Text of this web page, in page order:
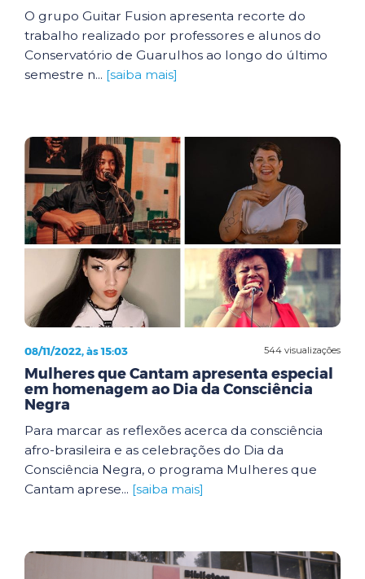
O grupo Guitar Fusion apresenta recorte do
trabalho realizado por professores e alunos do
Conservatório de Guarulhos ao longo do último
semestre n... [saiba mais]
544 visualizações
08/11/2022, às 15:03
Mulheres que Cantam apresenta especial
em homenagem ao Dia da Consciência
Negra
Para marcar as reflexões acerca da consciência
afro-brasileira e as celebrações do Dia da
Consciência Negra, o programa Mulheres que
Cantam aprese... [saiba mais]